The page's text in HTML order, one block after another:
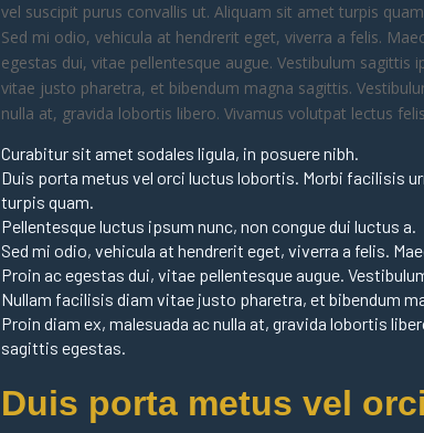
vel suscipit purus convallis ut. Aliquam sit amet turpis
Sed mi odio, vehicula at hendrerit eget, viverra a felis.
egestas dui, vitae pellentesque augue. Vestibulum
vitae justo pharetra, et bibendum magna sagittis.
nulla at, gravida lobortis libero. Vivamus volutpat lectus
Curabitur sit amet sodales ligula, in posuere nibh.
Duis porta metus vel orci luctus lobortis. Morbi facilisis
turpis quam.
Pellentesque luctus ipsum nunc, non congue dui luctus a.
Sed mi odio, vehicula at hendrerit eget, viverra a felis.
Proin ac egestas dui, vitae pellentesque augue.
Nullam facilisis diam vitae justo pharetra, et bibendum
Proin diam ex, malesuada ac nulla at, gravida lobortis
sagittis egestas.
Duis porta metus vel